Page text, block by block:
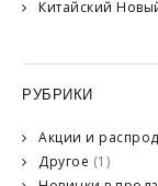
Китайский
РУБРИКИ
Акции и
Другое (1)